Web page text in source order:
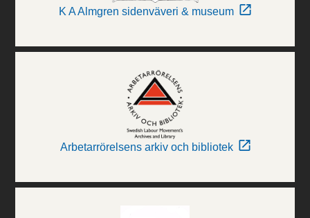
K A Almgren sidenväveri & museum
Arbetarrörelsens arkiv och bibliotek